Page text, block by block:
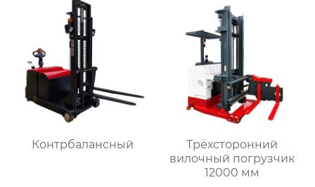
Контрбалансный
Трёхсторонний
вилочный погрузчик
12000 мм